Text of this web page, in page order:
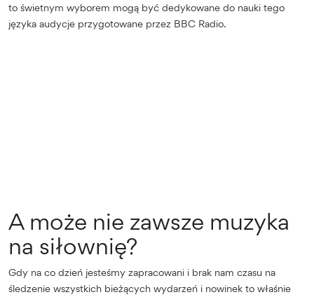
to świetnym wyborem mogą być dedykowane do nauki tego
języka audycje przygotowane przez BBC Radio.
A może nie zawsze muzyka
na siłownię?
Gdy na co dzień jesteśmy zapracowani i brak nam czasu na
śledzenie wszystkich bieżących wydarzeń i nowinek to właśnie